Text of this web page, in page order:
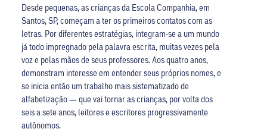
Desde pequenas, as crianças da Escola Companhia, em
Santos, SP, começam a ter os primeiros contatos com as
letras. Por diferentes estratégias, integram-se a um mundo
já todo impregnado pela palavra escrita, muitas vezes pela
voz e pelas mãos de seus professores. Aos quatro anos,
demonstram interesse em entender seus próprios nomes, e
se inicia então um trabalho mais sistematizado de
alfabetização — que vai tornar as crianças, por volta dos
seis a sete anos, leitores e escritores progressivamente
autônomos.